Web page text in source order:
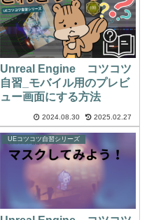
Unreal Engine コツコツ
自習_モバイル用のプレビ
ュー画面にする方法
2024.08.30 2025.02.27
UEコツコツ自習シリーズ